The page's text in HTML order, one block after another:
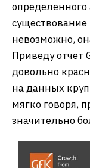
определенного
невозможно,
Приведу отчет
довольно
на данных
мягко говоря,
значительно